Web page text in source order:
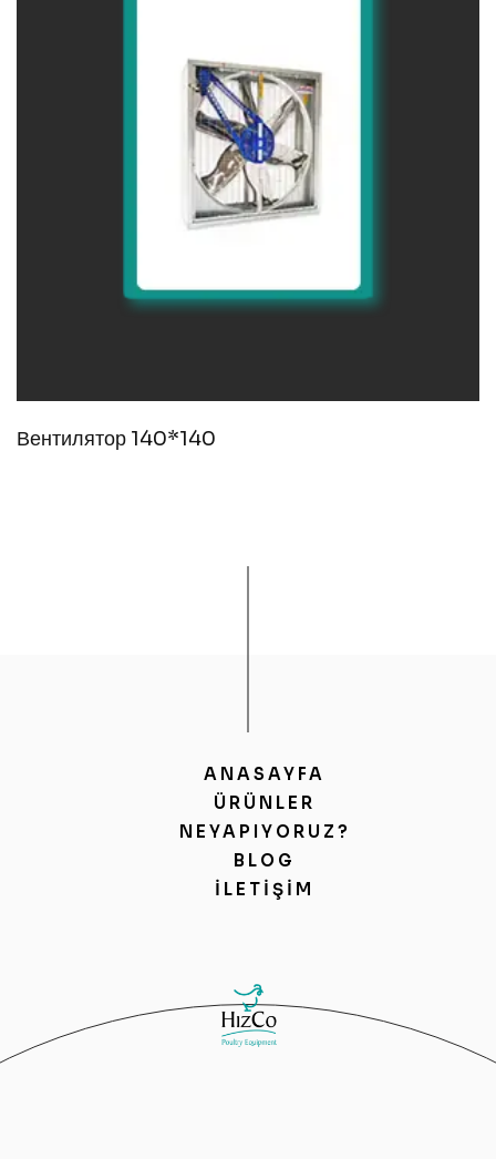
Вентилятор 140*140
ANASAYFA
ÜRÜNLER
NEYAPIYORUZ?
BLOG
İLETIŞIM